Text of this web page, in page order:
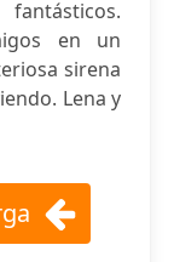
en un
sirena
Lena y